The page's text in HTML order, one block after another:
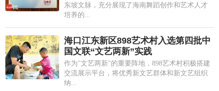
东坡文脉，充分展现了海南舞蹈创作和艺术人才
培养的...
海口江东新区898艺术村入选第四批中
国文联“文艺两新”实践
作为"文艺两新"的重要阵地，898艺术村积极搭建
交流展示平台，将优秀新文艺群体和新文艺组织
纳...